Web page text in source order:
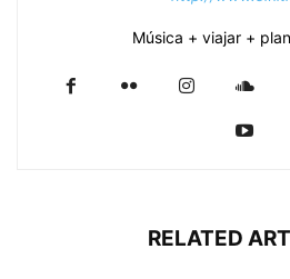
Música + viajar +
RELATED